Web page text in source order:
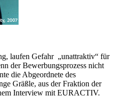
laufen Gefahr „unattraktiv“ für
der Bewerbungsprozess nicht
die Abgeordnete des
Gräßle, aus der Fraktion der
Interview mit EURACTIV.